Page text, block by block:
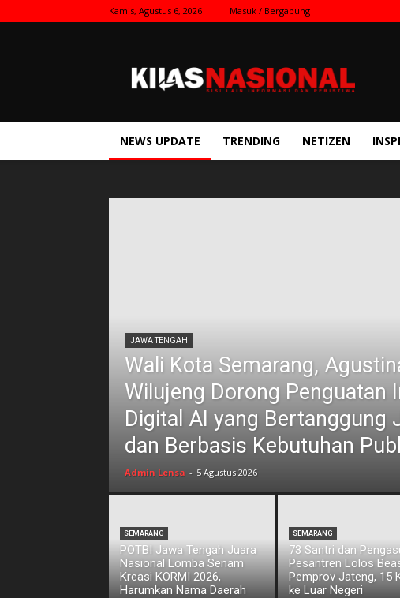
Kamis, Agustus 6, 2026 Masuk / Bergabung
Nasional
NEWS UPDATE TRENDING NETIZEN
JAWA TENGAH
Wali Kota Semarang,
Wilujeng Dorong Penguatan
Digital AI yang Bertanggung
dan Berbasis Kebutuhan
Admin Lensa - 5 Agustus 2026
SEMARANG
POTBI Jawa Tengah Juara
Nasional Lomba Senam
Kreasi KORMI 2026,
Harumkan Nama Daerah
SEMARANG
73 Santri dan
Pesantren Lolos
Pemprov Jateng, 15
ke Luar Negeri